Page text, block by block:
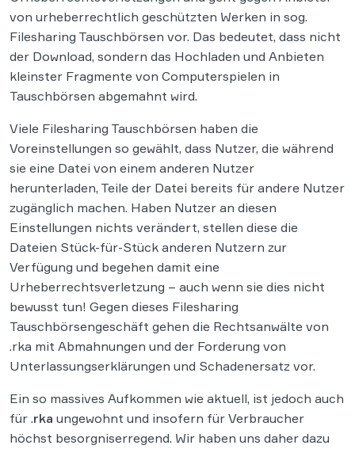
von urheberrechtlich geschützten Werken in sog.
Filesharing Tauschbörsen vor. Das bedeutet, dass nicht
der Download, sondern das Hochladen und Anbieten
kleinster Fragmente von Computerspielen in
Tauschbörsen abgemahnt wird.
Viele Filesharing Tauschbörsen haben die
Voreinstellungen so gewählt, dass Nutzer, die während
sie eine Datei von einem anderen Nutzer
herunterladen, Teile der Datei bereits für andere Nutzer
zugänglich machen. Haben Nutzer an diesen
Einstellungen nichts verändert, stellen diese die
Dateien Stück-für-Stück anderen Nutzern zur
Verfügung und begehen damit eine
Urheberrechtsverletzung – auch wenn sie dies nicht
bewusst tun! Gegen dieses Filesharing
Tauschbörsengeschäft gehen die Rechtsanwälte von
.rka mit Abmahnungen und der Forderung von
Unterlassungserklärungen und Schadenersatz vor.
Ein so massives Aufkommen wie aktuell, ist jedoch auch
für .rka ungewohnt und insofern für Verbraucher
höchst besorgniserregend. Wir haben uns daher dazu